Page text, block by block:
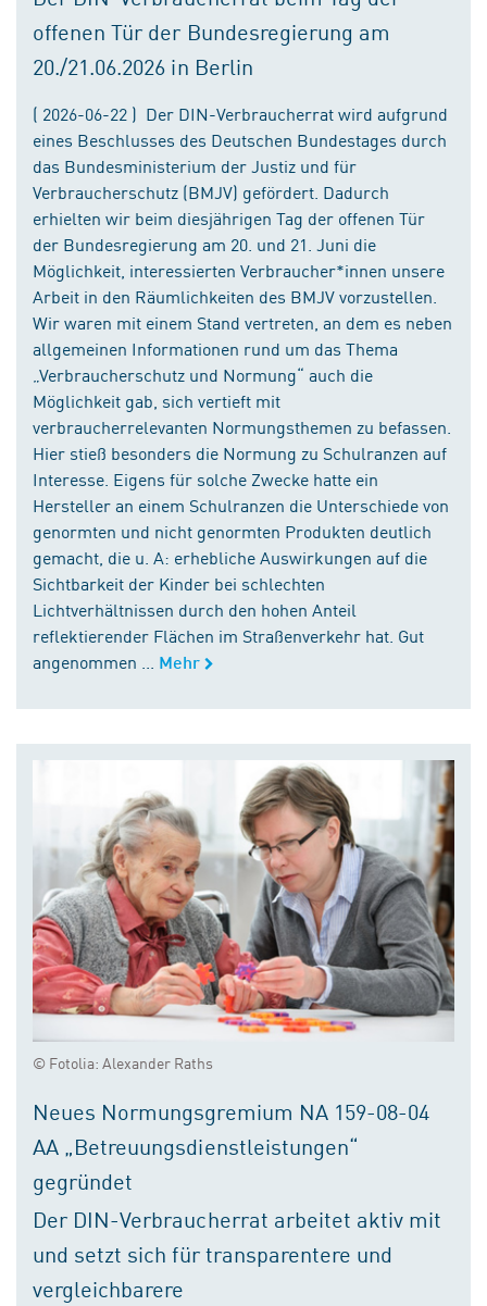
offenen Tür der Bundesregierung am
20./21.06.2026 in Berlin
( 2026-06-22 ) Der DIN-Verbraucherrat wird aufgrund
eines Beschlusses des Deutschen Bundestages durch
das Bundesministerium der Justiz und für
Verbraucherschutz (BMJV) gefördert. Dadurch
erhielten wir beim diesjährigen Tag der offenen Tür
der Bundesregierung am 20. und 21. Juni die
Möglichkeit, interessierten Verbraucher*innen unsere
Arbeit in den Räumlichkeiten des BMJV vorzustellen.
Wir waren mit einem Stand vertreten, an dem es neben
allgemeinen Informationen rund um das Thema
„Verbraucherschutz und Normung“ auch die
Möglichkeit gab, sich vertieft mit
verbraucherrelevanten Normungsthemen zu befassen.
Hier stieß besonders die Normung zu Schulranzen auf
Interesse. Eigens für solche Zwecke hatte ein
Hersteller an einem Schulranzen die Unterschiede von
genormten und nicht genormten Produkten deutlich
gemacht, die u. A: erhebliche Auswirkungen auf die
Sichtbarkeit der Kinder bei schlechten
Lichtverhältnissen durch den hohen Anteil
reflektierender Flächen im Straßenverkehr hat. Gut
angenommen ...
Mehr
© Fotolia: Alexander Raths
Neues Normungsgremium NA 159-08-04
AA „Betreuungsdienstleistungen“
gegründet
Der DIN-Verbraucherrat arbeitet aktiv mit
und setzt sich für transparentere und
vergleichbarere